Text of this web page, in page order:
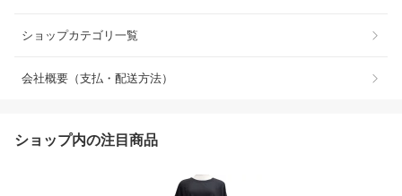
ショップカテゴリ一覧
会社概要（支払・配送方法）
ショップ内の注目商品